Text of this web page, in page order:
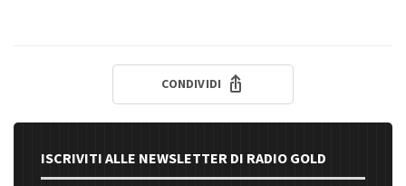
CONDIVIDI
ISCRIVITI ALLE NEWSLETTER DI RADIO GOLD